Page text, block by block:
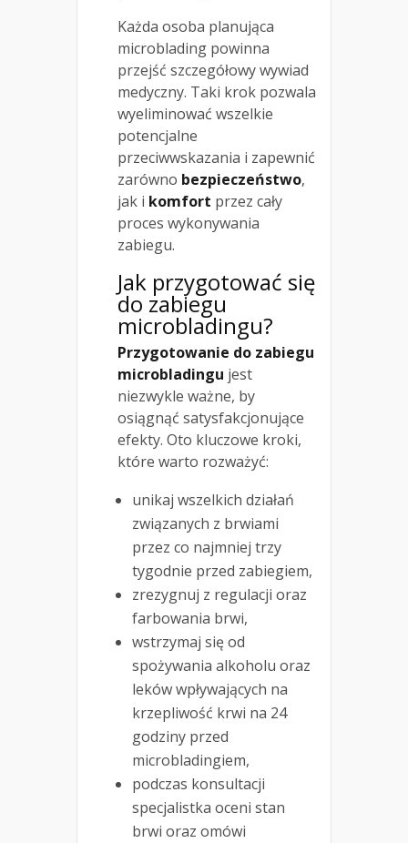
Każda osoba planująca
microblading powinna
przejść szczegółowy wywiad
medyczny. Taki krok pozwala
wyeliminować wszelkie
potencjalne
przeciwwskazania i zapewnić
zarówno bezpieczeństwo,
jak i komfort przez cały
proces wykonywania
zabiegu.
Jak przygotować się
do zabiegu
microbladingu?
Przygotowanie do zabiegu
microbladingu jest
niezwykle ważne, by
osiągnąć satysfakcjonujące
efekty. Oto kluczowe kroki,
które warto rozważyć:
unikaj wszelkich działań
związanych z brwiami
przez co najmniej trzy
tygodnie przed zabiegiem,
zrezygnuj z regulacji oraz
farbowania brwi,
wstrzymaj się od
spożywania alkoholu oraz
leków wpływających na
krzepliwość krwi na 24
godziny przed
microbladingiem,
podczas konsultacji
specjalistka oceni stan
brwi oraz omówi